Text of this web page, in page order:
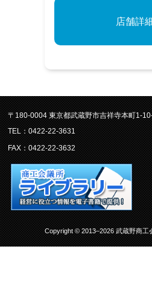
店舗詳
〒180-0004 東京都武蔵野市吉祥寺本町1-
TEL：0422-22-3631
FAX：0422-22-3632
Copyright © 2013–2026 武蔵野商工